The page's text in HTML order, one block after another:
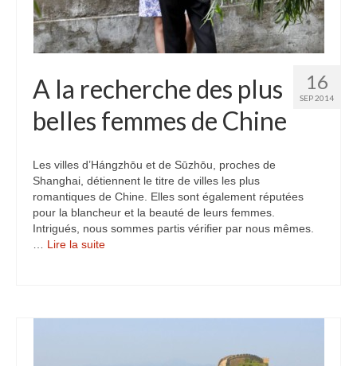
16
SEP 2014
A la recherche des plus
belles femmes de Chine
Les villes d’Hángzhōu et de Sūzhōu, proches de
Shanghai, détiennent le titre de villes les plus
romantiques de Chine. Elles sont également réputées
pour la blancheur et la beauté de leurs femmes.
Intrigués, nous sommes partis vérifier par nous mêmes.
Lire la suite­­